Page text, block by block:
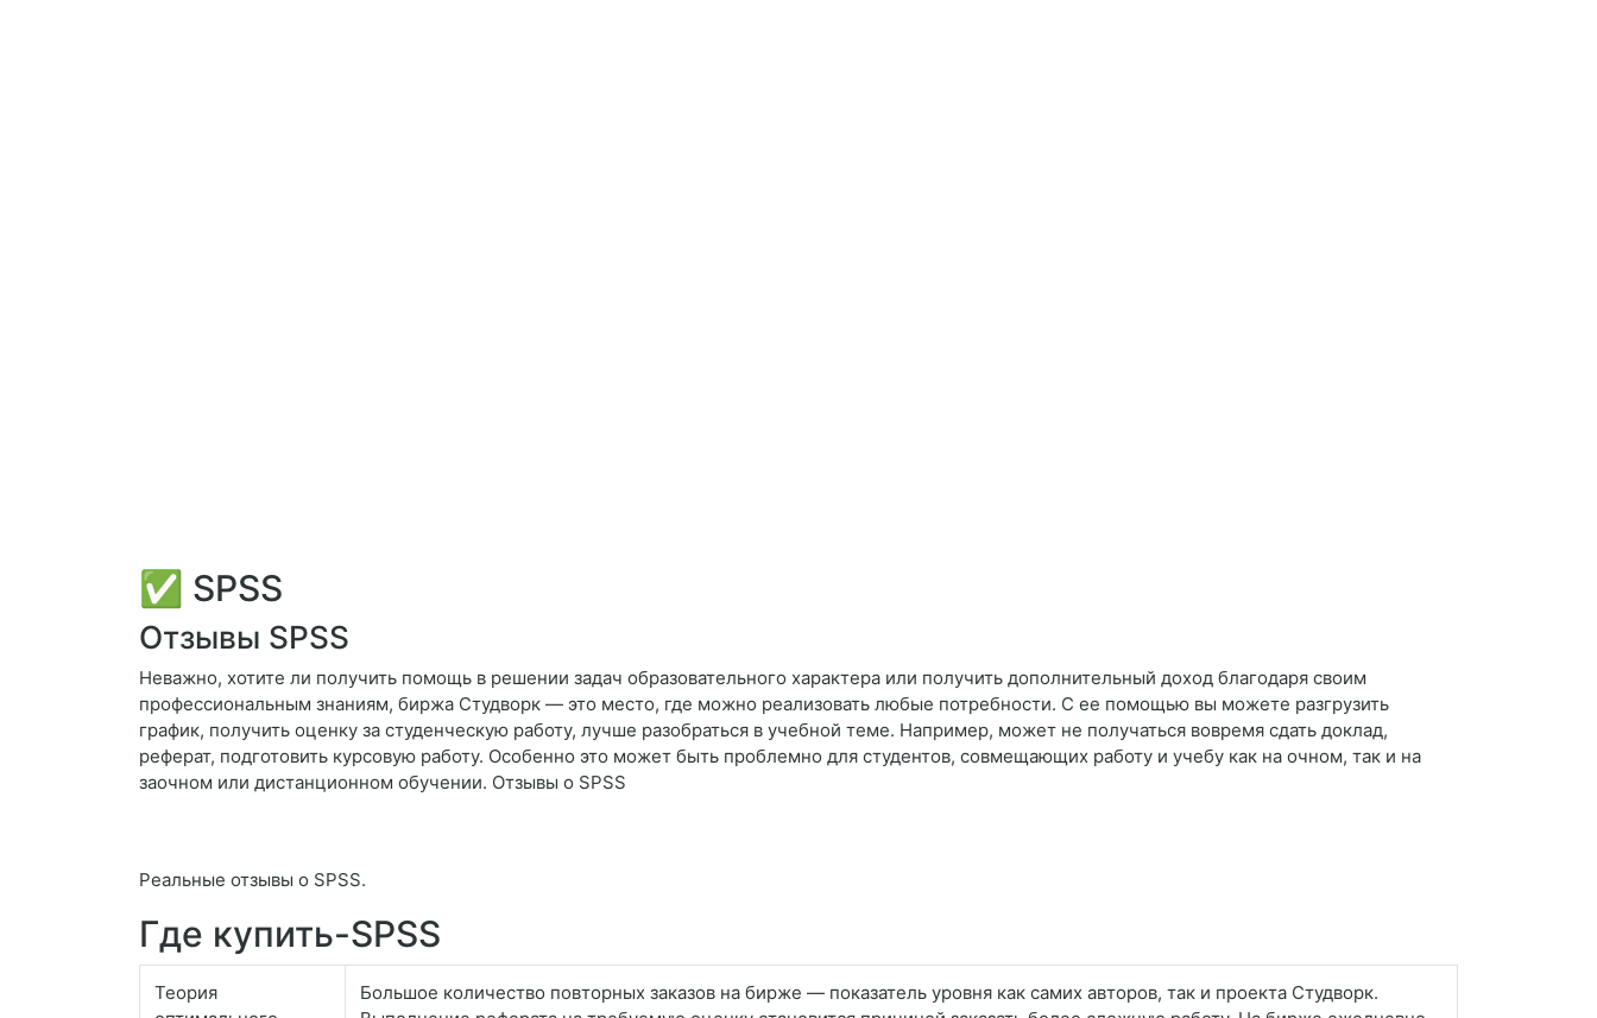
✅ SPSS
Отзывы SPSS
Неважно, хотите ли получить помощь в решении задач образовательного характера или получить дополнительный доход благодаря своим
профессиональным знаниям, биржа Студворк — это место, где можно реализовать любые потребности. С ее помощью вы можете разгрузить
график, получить оценку за студенческую работу, лучше разобраться в учебной теме. Например, может не получаться вовремя сдать доклад,
реферат, подготовить курсовую работу. Особенно это может быть проблемно для студентов, совмещающих работу и учебу как на очном, так и на
заочном или дистанционном обучении. Отзывы о SPSS
Реальные отзывы о SPSS.
Где купить-SPSS
Теория
Большое количество повторных заказов на бирже — показатель уровня как самих авторов, так и проекта Студворк.